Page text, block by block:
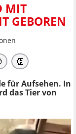
MIT
GEBOREN
👏
für Aufsehen. In
das Tier von